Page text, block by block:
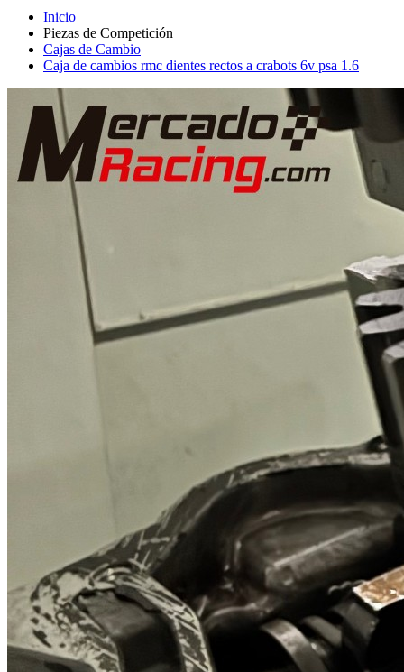
Piezas de Competición
Cajas de Cambio
Caja de cambios rmc dientes rectos a crabots 6v psa 1.6